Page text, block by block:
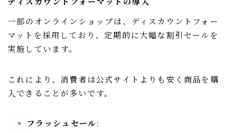
一部のオンラインショップは、ディスカウントフォー
マットを採用しており、定期的に大幅な割引セールを
実施しています。
これにより、消費者は公式サイトよりも安く商品を購
入できることが多いです。
フラッシュセール: